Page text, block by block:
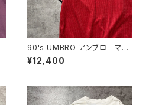
90's UMBRO アンブロ マン
チェスターユナイテッド イング
ランドプレミアリーグ ハーフジ
カーシャツ
¥12,400